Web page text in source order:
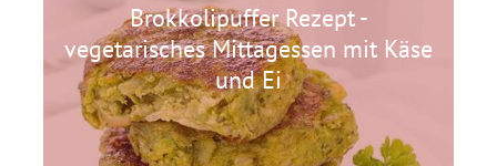
Brokkolipuffer Rezept -
vegetarisches Mittagessen mit Käse
und Ei